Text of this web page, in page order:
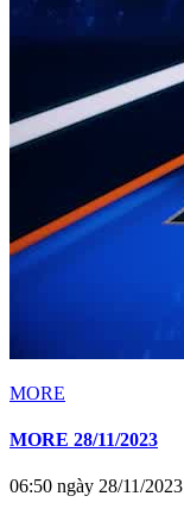
MORE
MORE 28/11/2023
06:50 ngày 28/11/2023